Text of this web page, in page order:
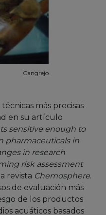
Cangrejo
más precisas
en su artículo
sensitive enough to
pharmaceuticals in
in research
risk assessment
revista Chemosphere.
de evaluación más
de los productos
acuáticos basados